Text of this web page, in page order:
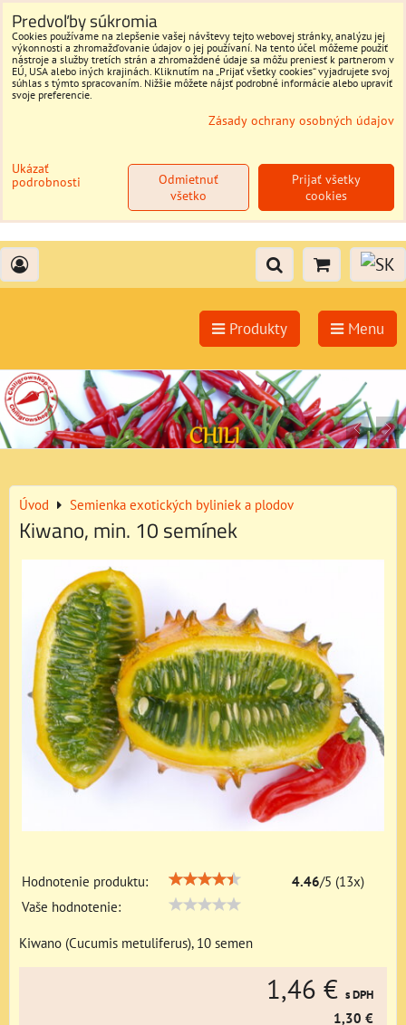
Produkty Menu
Úvod Semienka exotických byliniek a plodov
Kiwano, min. 10 semínek
Hodnotenie produktu: 4.46/5 (13x)
Vaše hodnotenie:
Kiwano (Cucumis metuliferus), 10 semen
1,46 € s DPH
1,30 €
Predvoľby súkromia
Cookies používame na zlepšenie vašej návštevy tejto webovej stránky, analýzu jej
výkonnosti a zhromažďovanie údajov o jej používaní. Na tento účel môžeme použiť
nástroje a služby tretích strán a zhromaždené údaje sa môžu preniesť k partnerom v
EÚ, USA alebo iných krajinách. Kliknutím na „Prijať všetky cookies“ vyjadrujete svoj
súhlas s týmto spracovaním. Nižšie môžete nájsť podrobné informácie alebo upraviť
svoje preferencie.
Zásady ochrany osobných údajov
Ukázať
podrobnosti
Prijať všetky
cookies
Odmietnuť
všetko